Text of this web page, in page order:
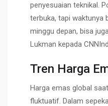
penyesuaian teknikal.
terbuka, tapi waktunya
minggu depan, bisa
Lukman kepada
Tren Harga
Harga emas global
fluktuatif. Dalam